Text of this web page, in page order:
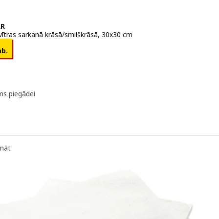
sarkanā krāsā/smilškrāsā, 30x30 cm
1€/4 gab.
piegādei